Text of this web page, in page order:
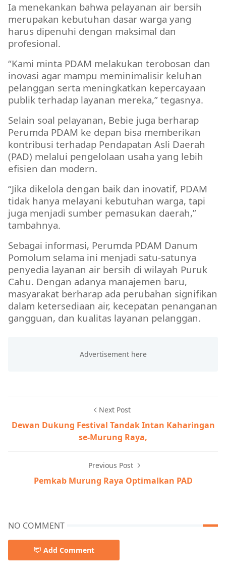
Ia menekankan bahwa pelayanan air bersih
merupakan kebutuhan dasar warga yang
harus dipenuhi dengan maksimal dan
profesional.
“Kami minta PDAM melakukan terobosan dan
inovasi agar mampu meminimalisir keluhan
pelanggan serta meningkatkan kepercayaan
publik terhadap layanan mereka,” tegasnya.
Selain soal pelayanan, Bebie juga berharap
Perumda PDAM ke depan bisa memberikan
kontribusi terhadap Pendapatan Asli Daerah
(PAD) melalui pengelolaan usaha yang lebih
efisien dan modern.
“Jika dikelola dengan baik dan inovatif, PDAM
tidak hanya melayani kebutuhan warga, tapi
juga menjadi sumber pemasukan daerah,”
tambahnya.
Sebagai informasi, Perumda PDAM Danum
Pomolum selama ini menjadi satu-satunya
penyedia layanan air bersih di wilayah Puruk
Cahu. Dengan adanya manajemen baru,
masyarakat berharap ada perubahan signifikan
dalam ketersediaan air, kecepatan penanganan
gangguan, dan kualitas layanan pelanggan.
Next Post
Dewan Dukung Festival Tandak Intan Kaharingan
se-Murung Raya,
Previous Post
Pemkab Murung Raya Optimalkan PAD
NO COMMENT
Add Comment